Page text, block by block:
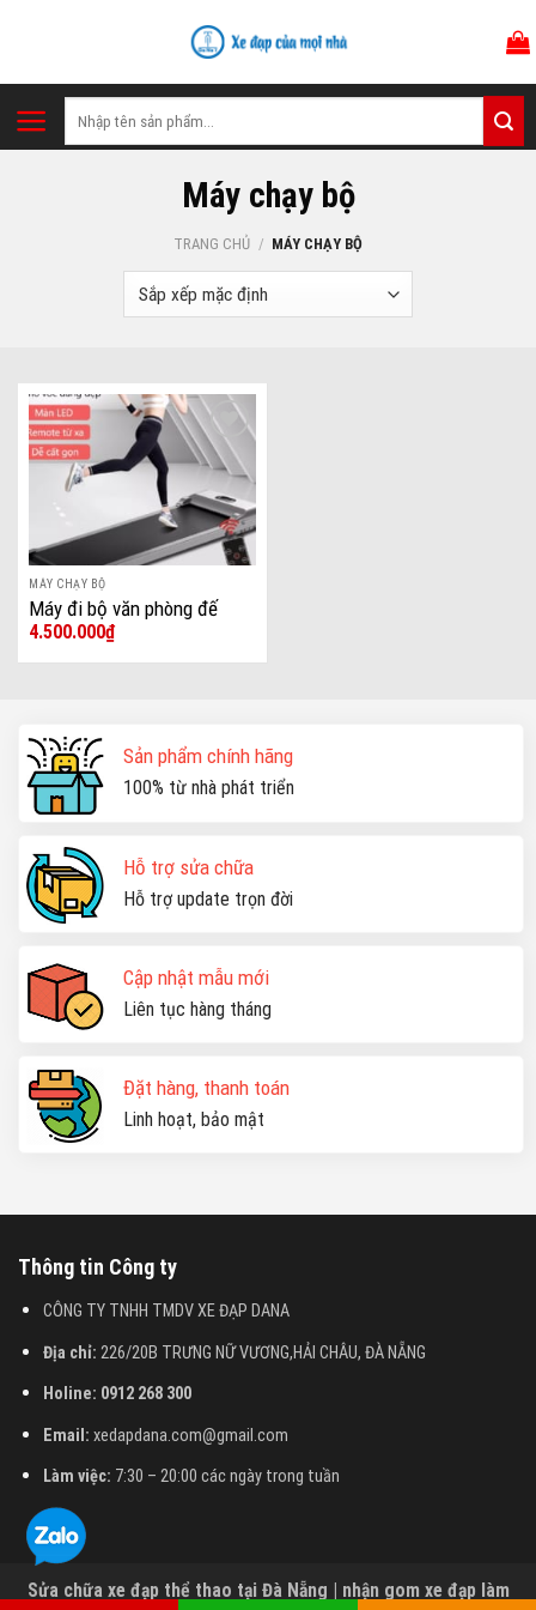
Tìm
kiếm:
Máy chạy bộ
TRANG CHỦ / MÁY CHẠY BỘ
Add to wishlist
MÁY CHẠY BỘ
Máy đi bộ văn phòng đế
bằng đa năng 1-6km
4.500.000₫
Sản phẩm chính hãng
100% từ nhà phát triển
Hỗ trợ sửa chữa
Hỗ trợ update trọn đời
Cập nhật mẫu mới
Liên tục hàng tháng
Đặt hàng, thanh toán
Linh hoạt, bảo mật
Thông tin Công ty
CÔNG TY TNHH TMDV XE ĐẠP DANA
Địa chỉ: 226/20B TRƯNG NỮ VƯƠNG,HẢI CHÂU, ĐÀ NẴNG
Holine: 0912 268 300
Email: xedapdana.com@gmail.com
Làm việc: 7:30 – 20:00 các ngày trong tuần
Sửa chữa xe đạp thể thao tại Đà Nẵng | nhận gom xe đạp làm
Liên hệ qua Zalo